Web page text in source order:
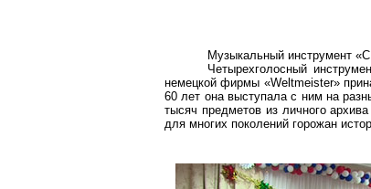
Музыкальный инструмент
Четырехголосный
немецкой фирмы «Weltmeister»
60 лет она выступала с ним на
тысяч предметов из личного
для многих поколений горожан